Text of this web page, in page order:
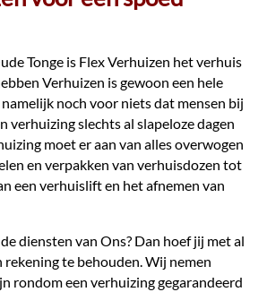
Tonge is Flex Verhuizen het verhuis
Verhuizen is gewoon een hele
noch voor niets dat mensen bij
verhuizing slechts al slapeloze dagen
moet er aan van alles overwogen
en verpakken van verhuisdozen tot
een verhuislift en het afnemen van
diensten van Ons? Dan hoef jij met al
rekening te behouden. Wij nemen
rondom een verhuizing gegarandeerd